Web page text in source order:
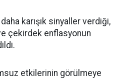
karışık sinyaller verdiği,
çekirdek enflasyonun
etkilerinin görülmeye